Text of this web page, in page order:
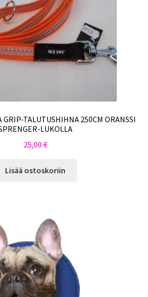
GRIP-TALUTUSHIHNA 250CM ORANSSI
LUKOLLA
25,00 €
Lisää ostoskoriin